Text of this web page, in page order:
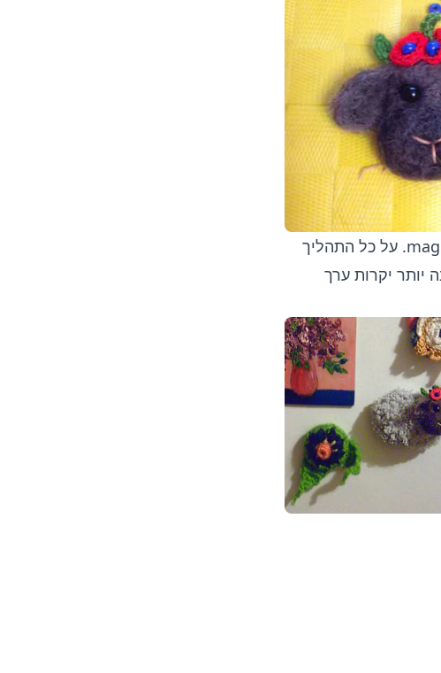
תופסים את הפנים לתוך הגוף, בצד האחורי מדביקים פיסת קרטון ו magnet. על כל התהליך
יקרות ערך